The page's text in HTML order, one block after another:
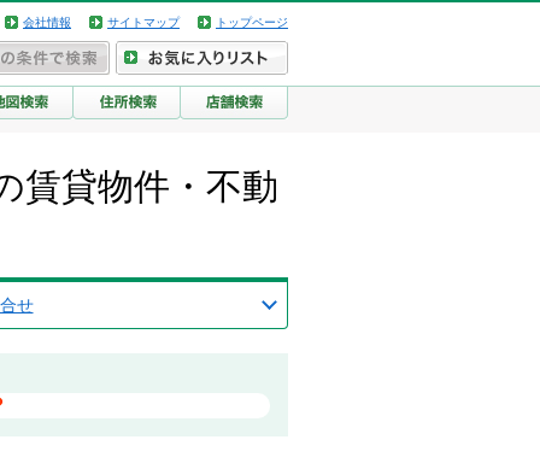
会社情報 サイトマップ トップページ
賃貸物件・不動
せ